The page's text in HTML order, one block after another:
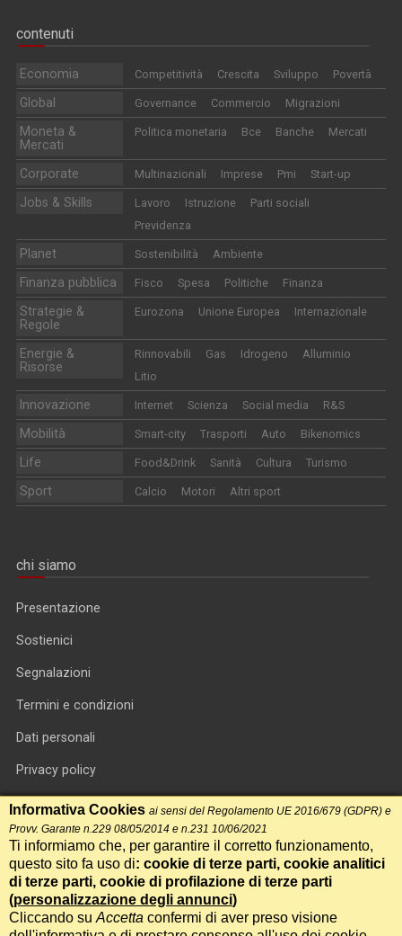
contenuti
Economia Competitività Crescita Sviluppo Povertà
Global Governance Commercio Migrazioni
Moneta &
Mercati
Politica monetaria Bce Banche Mercati
Corporate Multinazionali Imprese Pmi Start-up
Jobs & Skills Lavoro Istruzione
Parti sociali
Previdenza
Planet Sostenibilità Ambiente
Finanza pubblica Fisco Spesa Politiche Finanza
Strategie &
Regole
Eurozona Unione Europea Internazionale
Energie &
Risorse
Rinnovabili Gas Idrogeno
Alluminio
Litio
Innovazione Internet Scienza Social media R&S
Mobilità Smart-city Trasporti Auto Bikenomics
Life Food&Drink Sanità Cultura Turismo
Sport Calcio Motori Altri sport
chi siamo
Presentazione
Sostienici
Segnalazioni
Termini e condizioni
Dati personali
Privacy policy
Informativa cookie
RSS feed
RSS Top News
Contatti
Informativa Cookies ai sensi del Regolamento UE 2016/679 (GDPR) e
Provv. Garante n.229 08/05/2014 e n.231 10/06/2021
Ti informiamo che, per garantire il corretto funzionamento,
questo sito fa uso di: cookie di terze parti, cookie analitici
di terze parti, cookie di profilazione di terze parti
(personalizzazione degli annunci)
Cliccando su Accetta confermi di aver preso visione